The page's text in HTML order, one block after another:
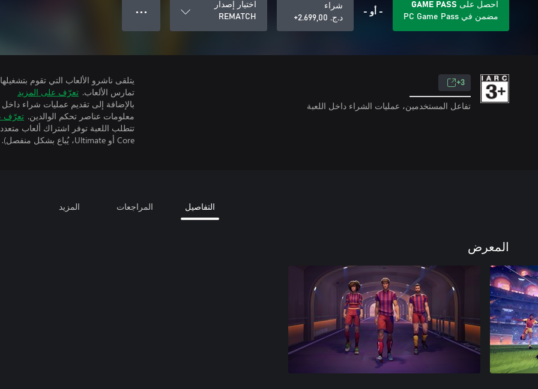
احصل على GAME PASS
مضمن في PC Game Pass
- أو -
شراء
د.ج.‏ 2.699,00+
اختيار إصدار
REMATCH
● ● ●
3+
تفاعل المستخدمين، عمليات الشراء داخل اللعبة
تمارس الألعاب. تعرّف على المزيد
بالإضافة إلى تقديم عمليات شراء داخل
معلومات عناصر تحكم الوالدين. تعرّف
Core أو Ultimate، يُباع بشكل منفصل).
التفاصيل المراجعات المزيد
المعرض